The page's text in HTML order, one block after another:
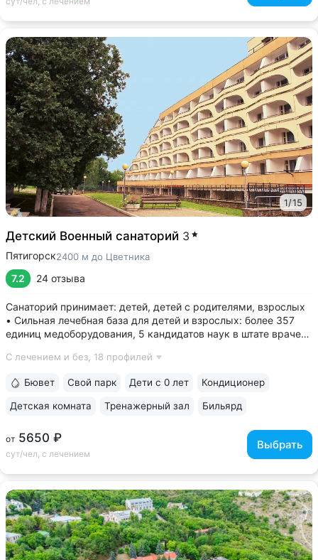
1/15
Детский Военный санаторий 3
Пятигорск2400 м до Цветника
7.2 24 отзыва
Санаторий принимает: детей, детей с родителями, взрослых
• Сильная лечебная база для детей и взрослых: более 357
единиц медоборудования, 5 кандидатов наук в штате врачей,
«Лучшая здравница для семейного отдыха — 2023» •
С лечением и без, 18 профилей
от 5650 ₽
сут/чел, с лечением
Выбрать
Бювет Свой парк Дети с 0 лет Кондиционер
Детская комната Тренажерный зал Бильярд